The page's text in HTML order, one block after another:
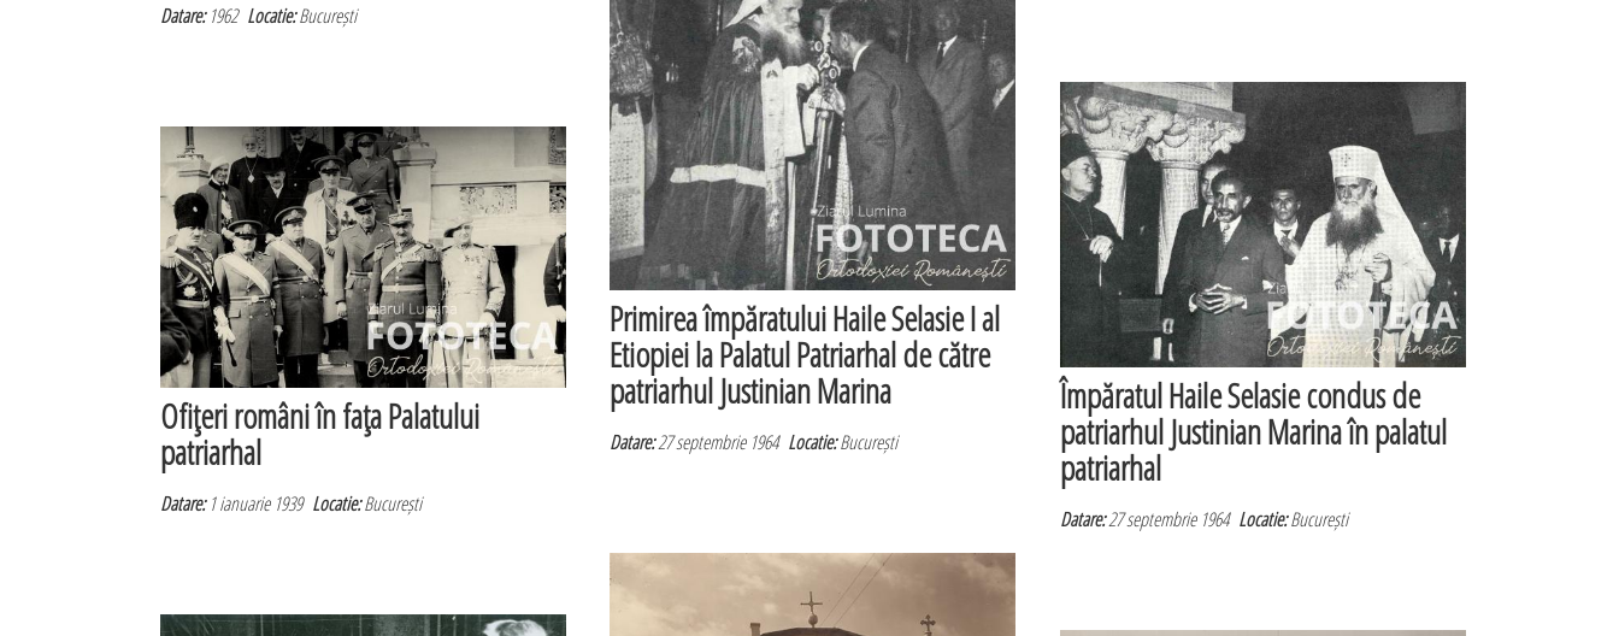
Datare:1962Locatie:București
Primirea împăratului Haile Selasie I al
Etiopiei la Palatul Patriarhal de către
patriarhul Justinian Marina
Datare:27 septembrie 1964Locatie:București
Împăratul Haile Selasie condus de
patriarhul Justinian Marina în palatul
patriarhal
Datare:27 septembrie 1964Locatie:București
Ofiţeri români în faţa Palatului
patriarhal
Datare:1 ianuarie 1939Locatie:București